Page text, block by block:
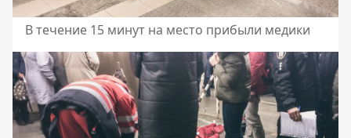
В течение 15 минут на место прибыли медики